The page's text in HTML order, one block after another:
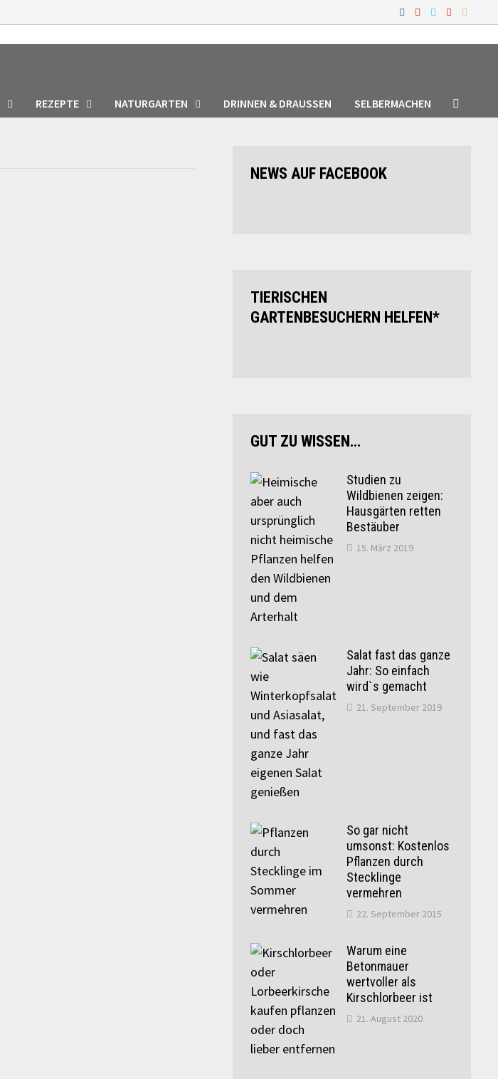
REZEPTE NATURGARTEN DRINNEN & DRAUSSEN SELBERMACHEN
NEWS AUF FACEBOOK
TIERISCHEN
GARTENBESUCHERN HELFEN*
GUT ZU WISSEN…
Studien zu
Wildbienen zeigen:
Hausgärten retten
Bestäuber
15. März 2019
Salat fast das ganze
Jahr: So einfach
wird`s gemacht
21. September 2019
So gar nicht
umsonst: Kostenlos
Pflanzen durch
Stecklinge
vermehren
22. September 2015
Warum eine
Betonmauer
wertvoller als
Kirschlorbeer ist
21. August 2020